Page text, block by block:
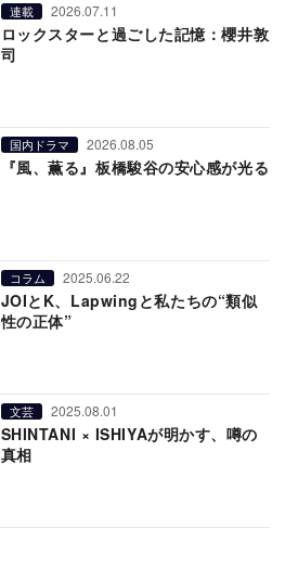
連載 2026.07.11
ロックスターと過ごした記憶：櫻井敦
司
国内ドラマ 2026.08.05
『風、薫る』板橋駿谷の安心感が光る
コラム 2025.06.22
JOIとK、Lapwingと私たちの“類似
性の正体”
文芸 2025.08.01
SHINTANI × ISHIYAが明かす、噂の
真相